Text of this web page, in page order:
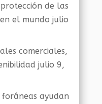
de las
el mundo julio
comerciales,
julio 9,
foráneas ayudan